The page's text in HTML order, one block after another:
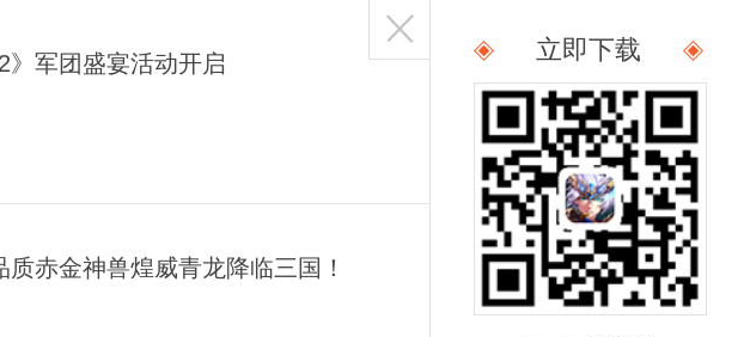
军团盛宴活动开启
赤金神兽煌威青龙降临三国！
立即下载